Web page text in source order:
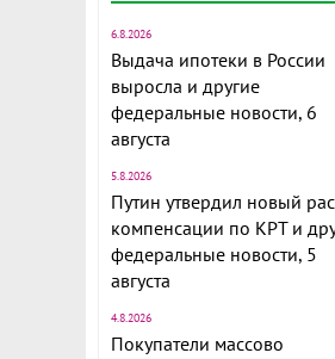
6.8.2026
Выдача ипотеки в России
выросла и другие
федеральные новости, 6
августа
5.8.2026
Путин утвердил новый
компенсации по КРТ и
федеральные новости, 5
августа
4.8.2026
Покупатели массово